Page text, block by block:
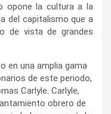
opone la cultura a la
del capitalismo que a
de vista de grandes
en una amplia gama
de este periodo,
Carlyle. Carlyle,
obrero de